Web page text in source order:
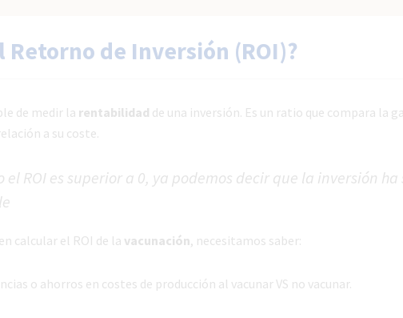
Retorno de Inversión (ROI)?
de medir la rentabilidad de una inversión. Es un ratio que compara la
a su coste.
el ROI es superior a 0, ya podemos decir que la inversión ha
calcular el ROI de la vacunación, necesitamos saber:
o ahorros en costes de producción al vacunar VS no vacunar.